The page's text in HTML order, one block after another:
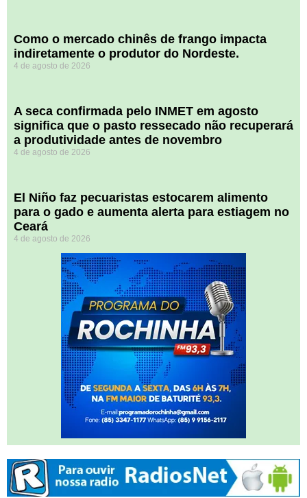
​Como o mercado chinês de frango impacta
indiretamente o produtor do Nordeste.
4 de agosto de 2026
A seca confirmada pelo INMET em agosto
significa que o pasto ressecado não recuperará
a produtividade antes de novembro
4 de agosto de 2026
El Niño faz pecuaristas estocarem alimento
para o gado e aumenta alerta para estiagem no
Ceará
4 de agosto de 2026